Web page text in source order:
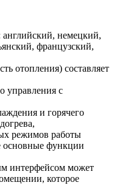
английский, немецкий,
французский,
отопления) составляет
управления с
и горячего
режимов работы
основные функции
интерфейсом может
которое